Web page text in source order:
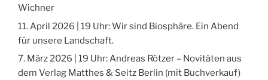
Wichner
11. April 2026 | 19 Uhr: Wir sind Biosphäre. Ein Abend
für unsere Landschaft.
7. März 2026 | 19 Uhr: Andreas Rötzer – Novitäten aus
dem Verlag Matthes & Seitz Berlin (mit Buchverkauf)